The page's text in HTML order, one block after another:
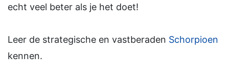
echt veel beter als je het doet!
Leer de strategische en vastberaden Schorpioen
kennen.